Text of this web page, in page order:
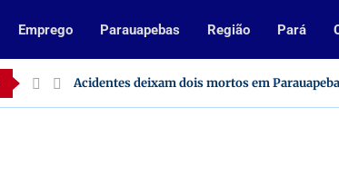
Emprego Parauapebas Região Pará
Acidentes deixam dois mortos em